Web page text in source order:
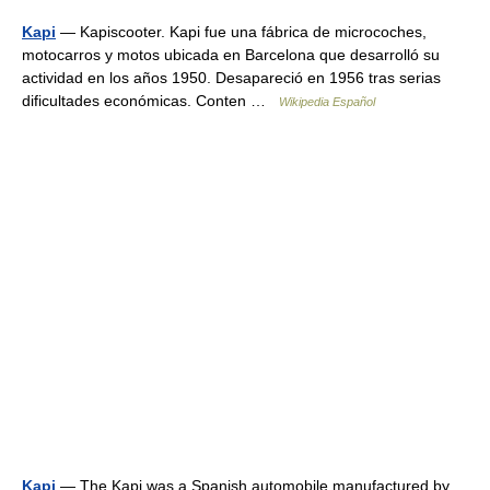
Kapi — Kapiscooter. Kapi fue una fábrica de microcoches,
motocarros y motos ubicada en Barcelona que desarrolló su
actividad en los años 1950. Desapareció en 1956 tras serias
dificultades económicas. Conten …
Wikipedia Español
Kapi — The Kapi was a Spanish automobile manufactured by